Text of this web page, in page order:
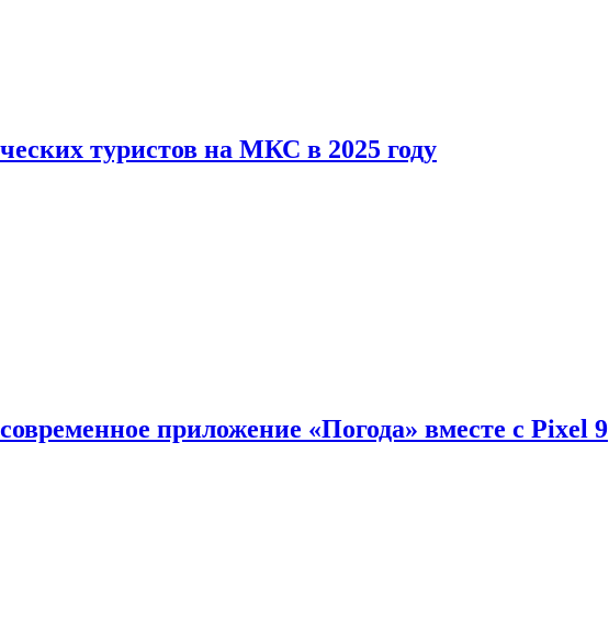
туристов на МКС в 2025 году
приложение «Погода» вместе с Pixel 9